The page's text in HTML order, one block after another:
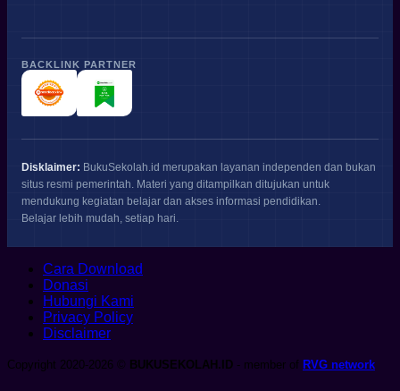
BACKLINK PARTNER
Disklaimer: BukuSekolah.id merupakan layanan independen dan bukan
situs resmi pemerintah. Materi yang ditampilkan ditujukan untuk
mendukung kegiatan belajar dan akses informasi pendidikan.
Belajar lebih mudah, setiap hari.
Cara Download
Donasi
Hubungi Kami
Privacy Policy
Disclaimer
Copyright 2020-2026 © BUKUSEKOLAH.ID - member of RVG network